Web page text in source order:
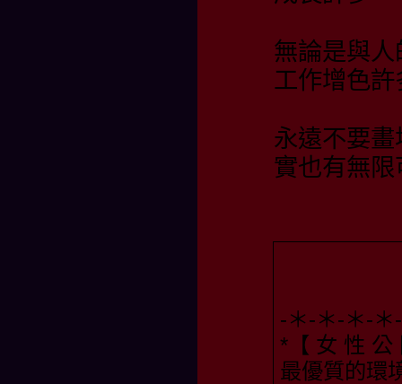
無論是與
工作增色許
永遠不要
實也有無限
-＊-＊-＊-
*【 女 性 公
最優質的環